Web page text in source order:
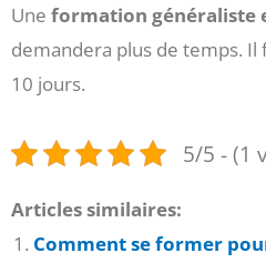
Une formation généraliste
demandera plus de temps.
10 jours.
5/5 - (1
Articles similaires:
Comment se former